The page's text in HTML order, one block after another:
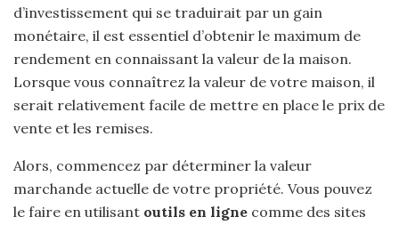
d’investissement qui se traduirait par un gain
monétaire, il est essentiel d’obtenir le maximum de
rendement en connaissant la valeur de la maison.
Lorsque vous connaîtrez la valeur de votre maison, il
serait relativement facile de mettre en place le prix de
vente et les remises.
Alors, commencez par déterminer la valeur
marchande actuelle de votre propriété. Vous pouvez
le faire en utilisant outils en ligne comme des sites